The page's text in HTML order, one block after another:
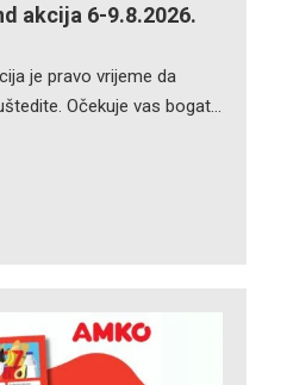
akcija 6-9.8.2026.
je pravo vrijeme da
Očekuje vas bogat…